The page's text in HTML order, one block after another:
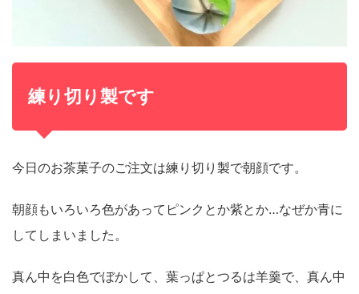
練り切り製です
今日のお茶菓子のご注文は練り切り製で朝顔です。
朝顔もいろいろ色があってピンクとか紫とか…なぜか青に
してしまいました。
真ん中を白色でぼかして、葉っぱとつるは羊羹で、真ん中